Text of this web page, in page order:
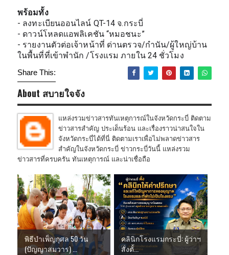
พร้อมทั้ง
- ลงทะเบียนออนไลน์ QT-14 จ.กระบี่
- ดาวน์โหลดแอพลิเคชัน “หมอชนะ”
- รายงานตัวต่อเจ้าหน้าที่ ด่านตรวจ/กํานัน/ผู้ใหญ่บ้าน
ในพื้นที่ที่เข้าพํานัก /โรงแรม ภายใน 24 ชั่วโมง
Share This:
About สบายใจจัง
แหล่งรวมข่าวสารทันเหตุการณ์ในจังหวัดกระบี่ ติดตาม
ข่าวสารสำคัญ ประเด็นร้อน และเรื่องราวน่าสนใจใน
จังหวัดกระบี่ได้ที่นี่ ติดตามเราเพื่อไม่พลาดข่าวสาร
สำคัญในจังหวัดกระบี่ ข่าวกระบี่วันนี้ แหล่งรวม
ข่าวสารที่ครบครัน ทันเหตุการณ์ และน่าเชื่อถือ
พิธีบำเพ็ญกุศล 50 วัน
(ปัญญาสมวาร) ...
คลินิกโรงแรมกระบี่: ผู้ว่าฯ
สั่งตั้...